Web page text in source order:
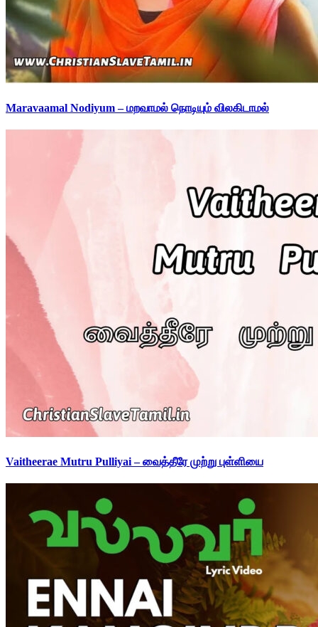
Maravaamal Nodiyum – மறவாமல் நொடியும் விலகிடாமல்
Vaitheerae Mutru Pulliyai – வைத்தீரே முற்று புள்ளியை